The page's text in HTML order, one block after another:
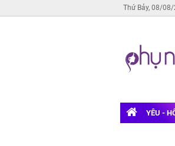
Thứ Bảy, 08/
YÊU -